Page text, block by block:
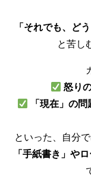
「それでも、ど
と苦し
怒り
「現在」の
といった、自分
「手紙書き」や